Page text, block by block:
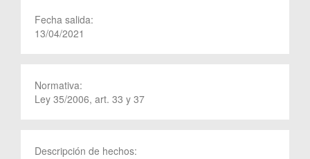
Fecha salida:
13/04/2021
Normativa:
Ley 35/2006, art. 33 y 37
Descripción de hechos: